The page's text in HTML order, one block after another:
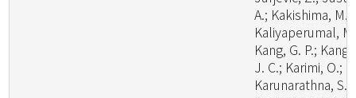
A.; Kakishima, M.;
Kaliyaperumal,
Kang, G. P.; Kang,
J. C.; Karimi, O.;
Karunarathna, S.